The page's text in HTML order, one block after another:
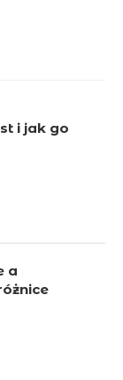
i jak go
a